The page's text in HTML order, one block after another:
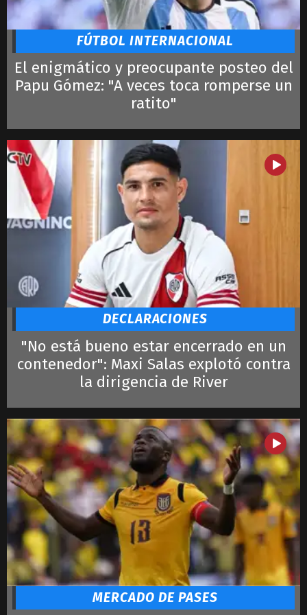
Lautaro
LeBron JamesFÚTBOL INTERNACIONAL
El enigmático y preocupante posteo del
Papu Gómez: "A veces toca romperse un
ratito"
DECLARACIONES
"No está bueno estar encerrado en un
contenedor": Maxi Salas explotó contra
la dirigencia de River
MERCADO DE PASES